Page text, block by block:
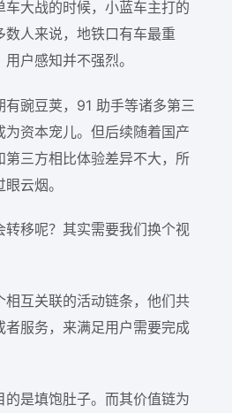
大战的时候，小蓝车主打的
人来说，地铁口有车最重
户感知并不强烈。
豌豆荚，91 助手等诸多第三
资本宠儿。但后续随着国产
三方相比体验差异不大，所
云烟。
移呢？其实需要我们换个视
互关联的活动链条，他们共
者服务，来满足用户需要完成
的是填饱肚子。而其价值链为